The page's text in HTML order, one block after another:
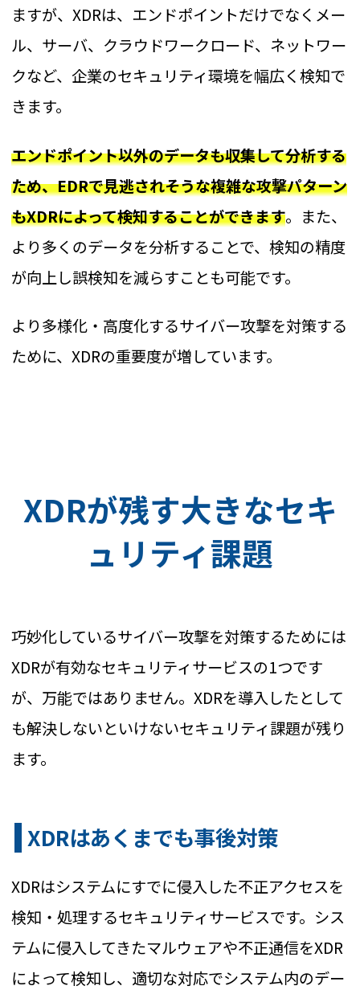
ますが、XDRは、エンドポイントだけでなくメー
ル、サーバ、クラウドワークロード、ネットワー
クなど、企業のセキュリティ環境を幅広く検知で
きます。
エンドポイント以外のデータも収集して分析する
ため、EDRで見逃されそうな複雑な攻撃パターン
もXDRによって検知することができます。また、
より多くのデータを分析することで、検知の精度
が向上し誤検知を減らすことも可能です。
より多様化・高度化するサイバー攻撃を対策する
ために、XDRの重要度が増しています。
XDRが残す大きなセキ
ュリティ課題
巧妙化しているサイバー攻撃を対策するためには
XDRが有効なセキュリティサービスの1つです
が、万能ではありません。XDRを導入したとして
も解決しないといけないセキュリティ課題が残り
ます。
XDRはあくまでも事後対策
XDRはシステムにすでに侵入した不正アクセスを
検知・処理するセキュリティサービスです。シス
テムに侵入してきたマルウェアや不正通信をXDR
によって検知し、適切な対応でシステム内のデー